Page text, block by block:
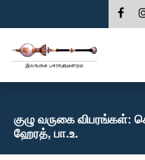
குழு வருகை
ஹேரத், பா.உ.